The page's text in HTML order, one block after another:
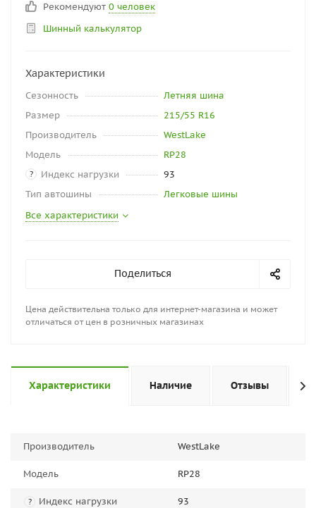
Рекомендуют 0 человек
Шинный калькулятор
Характеристики
Сезонность
Летняя шина
Размер
215/55 R16
Производитель
WestLake
Модель
RP28
? Индекс нагрузки
93
Тип автошины
Легковые шины
Все характеристики
Поделиться
Цена действительна только для интернет-магазина и может
отличаться от цен в розничных магазинах
Характеристики Наличие Отзывы
Производитель WestLake
Модель RP28
? Индекс нагрузки 93